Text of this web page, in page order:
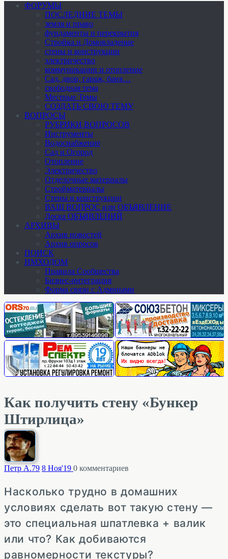
ФОРУМЫ
ПОСЛЕДНИЕ ТЕМЫ
земля и право
фундаменты и перекрытия
Стройка и Домовладение
стены и конструкции
электричество
коммуникации и отопление
Cад, двор, гараж, баня…
свободная тема
Местные Темы
СОЗДАТЬ СВОЮ ТЕМУ
ВОПРОСЫ
РУБРИКИ ВОПРОСОВ
Инструменты
Водоснабжение
Сад и Огород
Отопление
Электричество
Отделочные материалы
Стройматериалы
Стены и конструкции
ВАШ ВОПРОС или ОБЪЯВЛЕНИЕ
Доска ОБЪЯВЛЕНИЙ
АРХИВЫ
Архив новостей
Архив опросов
ПОИСК
ИМХОДОМ
Правила Сообщества
Бизнес-интеграция
Форма связи с Админами
Как получить стену «Бункер
Штирлица»
Петр А.79 8 Ноя'19 0 комментариев
Насколько трудно в домашних
условиях сделать вот такую стену —
это специальная шпатлевка + валик
или что? Как добиваются
равномерности текстуры?